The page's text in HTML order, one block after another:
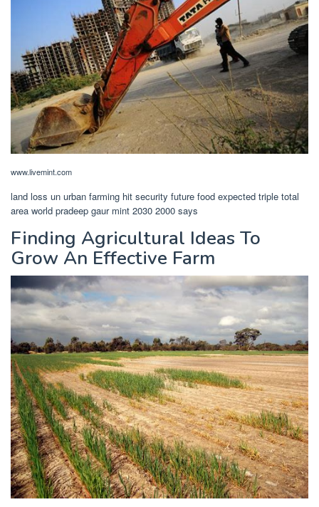
www.livemint.com
land loss un urban farming hit security future food expected triple total
area world pradeep gaur mint 2030 2000 says
Finding Agricultural Ideas To
Grow An Effective Farm